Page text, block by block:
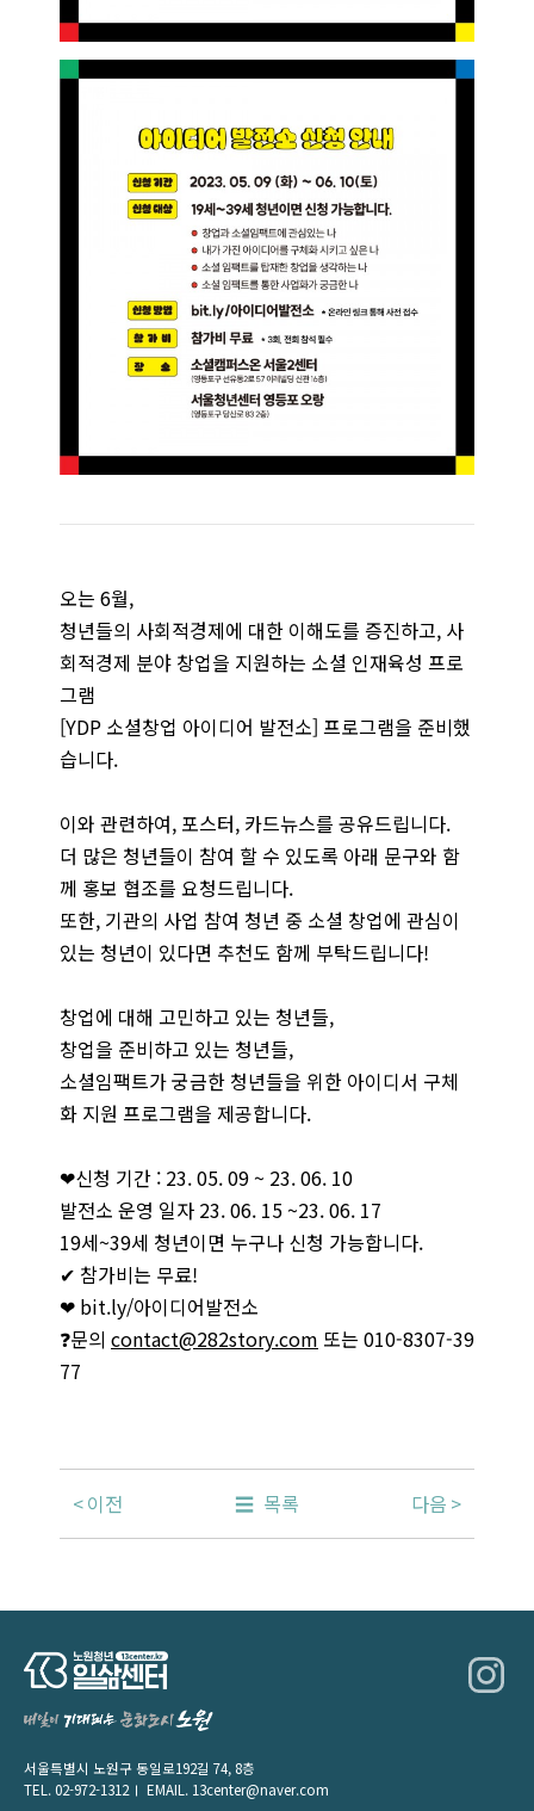
오는 6월,
청년들의 사회적경제에 대한 이해도를 증진하고, 사
회적경제 분야 창업을 지원하는 소셜 인재육성 프로
그램
[YDP 소셜창업 아이디어 발전소] 프로그램을 준비했
습니다.
이와 관련하여, 포스터, 카드뉴스를 공유드립니다.
더 많은 청년들이 참여 할 수 있도록 아래 문구와 함
께 홍보 협조를 요청드립니다.
또한, 기관의 사업 참여 청년 중 소셜 창업에 관심이
있는 청년이 있다면 추천도 함께 부탁드립니다!
창업에 대해 고민하고 있는 청년들,
창업을 준비하고 있는 청년들,
소셜임팩트가 궁금한 청년들을 위한 아이디서 구체
화 지원 프로그램을 제공합니다.
❤신청 기간 : 23. 05. 09 ~ 23. 06. 10
발전소 운영 일자 23. 06. 15 ~23. 06. 17
19세~39세 청년이면 누구나 신청 가능합니다.
✔ 참가비는 무료!
❤ bit.ly/아이디어발전소
❓문의 contact@282story.com 또는 010-8307-39
77
이전 목록 다음
서울특별시 노원구 동일로192길 74, 8층
TEL.02-972-1312 EMAIL. 13center@naver.com